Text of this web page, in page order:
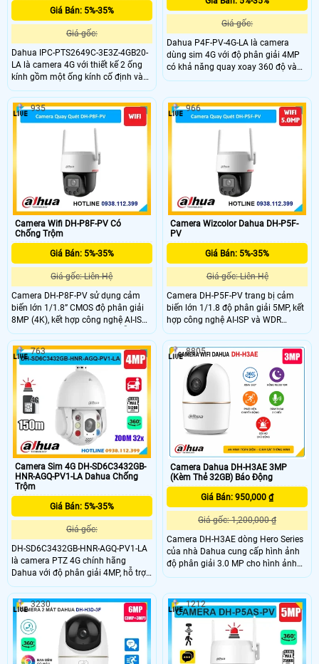
Giá Bán: 5%-35%
Giá gốc:
Dahua IPC-PTS2649C-3E3Z-4GB20-
LA là camera 4G với thiết kế 2 ống
kính gồm một ống kính cố định và
một ống kính quay xoay 360°, cho
hình ảnh sắc nét với độ phân giải
3MP+3MP. Camera hỗ trợ đàm
thoại 2 chiều, zoom quang 6x, tích
hợp báo động thông minh và hồng
ngoại tầm xa 50m công nghệ
WizColor có màu ban đêm. Với
chuẩn camera hoạt động bền bỉ
trong mọi điều kiện thời tiết giá rẻ.
Giá gốc:
Dahua P4F-PV-4G-LA là camera
dùng sim 4G với độ phân giải 4MP
có khả năng quay xoay 360 độ và
đàm thoại 2 chiều tiện lợi. Camera
30m, công nghệ WizColor cho hình
ảnh có màu vào ban đêm, phát hiện
chính xác người và phương tiện
thông minh. Camera còn tích hợp
khe thẻ nhớ hỗ trợ tối đa 256GB phù
hợp lắp đặt ở mọi nơi không cần Wi-
Fi giá rẻ.
Camera Wifi DH-P8F-PV Có
Chống Trộm
Giá Bán: 5%-35%
Giá gốc: Liên Hệ
Camera DH-P8F-PV sử dụng cảm
biến lớn 1/1.8” CMOS độ phân giải
8MP (4K), kết hợp công nghệ AI-ISP
cho hình ảnh rõ nét cả ngày lẫn
đêm. Hỗ trợ quay quét tự động, theo
dõi đối tượng (Auto Tracking), phát
hiện người và phương tiện, cùng
cảnh báo bằng còi hú và đèn chớp
khi phát hiện xâm nhập.
935
Camera Wizcolor Dahua DH-P5F-
PV
Giá Bán: 5%-35%
Giá gốc: Liên Hệ
Camera DH-P5F-PV trang bị cảm
biến lớn 1/1.8 độ phân giải 5MP, kết
hợp công nghệ AI-ISP và WDR
120dB cho hình ảnh rõ nét cả ngày
lẫn đêm, kể cả trong điều kiện ngược
sáng. Tầm xa ánh sáng ấm đến
30m cho phép thu hình màu ban
đêm. Chức năng thông minh như
phát hiện người, phương tiện, Auto
Tracking
966
Camera Sim 4G DH-SD6C3432GB-
HNR-AGQ-PV1-LA Dahua Chống
Trộm
Giá Bán: 5%-35%
Giá gốc:
DH-SD6C3432GB-HNR-AGQ-PV1-LA
là camera PTZ 4G chính hãng
Dahua với độ phân giải 4MP, hỗ trợ
zoom quang 32x, phát hiện người
và phương tiện chính xác. Camera
tích hợp hồng ngoại tầm xa 150m,
có màu ban đêm trong phạm vi
50m, khả năng quay xoay 360 độ
linh hoạt. Camera hỗ trợ báo động
thông minh khe thẻ nhớ đến 512GB
763
Camera Dahua DH-H3AE 3MP
(Kèm Thẻ 32GB) Báo Động
Giá Bán: 950,000 ₫
Giá gốc: 1,200,000 ₫
Camera DH-H3AE dòng Hero Series
của nhà Dahua cung cấp hình ảnh
độ phân giải 3.0 MP cho hình ảnh
sắc nét. Với khả năng quan sát ban
nhờ công nghệ hồng ngoại. Camera
còn giúp bảo vệ an ninh tối ưu với
phát hiện xâm nhập hú còi
8805
3230 1212